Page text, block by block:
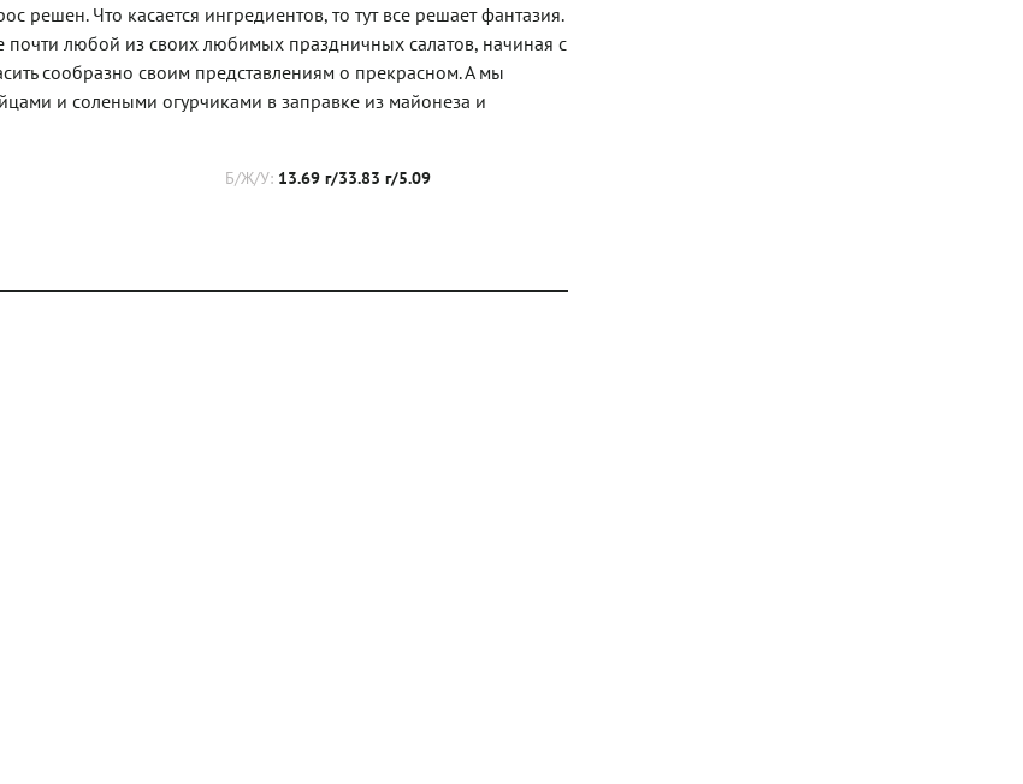
Что касается ингредиентов, то тут все решает фантазия.
любой из своих любимых праздничных салатов, начиная с
сообразно своим представлениям о прекрасном. А мы
и солеными огурчиками в заправке из майонеза и
Б/Ж/У: 13.69 г/33.83 г/5.09